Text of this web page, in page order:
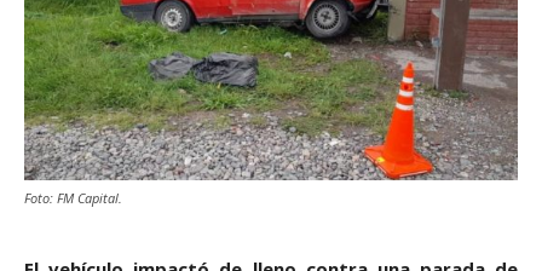
Foto: FM Capital.